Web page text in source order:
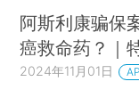
阿斯利康骗保
癌救命药？｜
2024年11月01日